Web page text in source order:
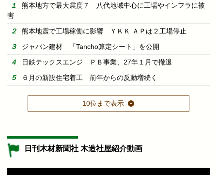
熊本地方で最大震度７ 八代地域中心に工場やインフラに被
害
熊本地震で工場稼働に影響 ＹＫＫ ＡＰは２工場停止
ジャパン建材 「Tancho算定シート」を公開
日鉄テックスエンジ ＰＢ事業、27年１月で撤退
６月の新設住宅着工 前年からの反動増続く
10位まで表示
日刊木材新聞社 木造社屋紹介動画